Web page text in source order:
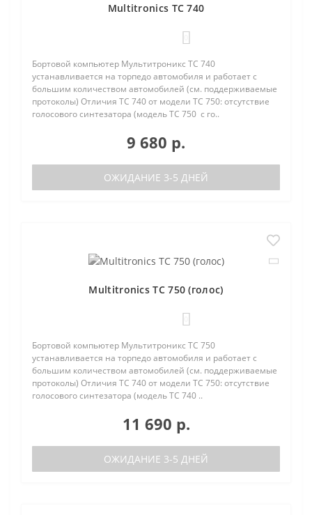
Multitronics TC 740
Бортовой компьютер Мультитроникс TC 740
устанавливается на торпедо автомобиля и работает с
большим количеством автомобилей (см. поддерживаемые
протоколы) Отличия TC 740 от модели TC 750: отсутствие
голосового синтезатора (модель TC 750 с го..
9 680 р.
ОЖИДАНИЕ 3-5 ДНЕЙ
Multitronics TC 750 (голос)
Бортовой компьютер Мультитроникс TC 750
устанавливается на торпедо автомобиля и работает с
большим количеством автомобилей (см. поддерживаемые
протоколы) Отличия TC 740 от модели TC 750: отсутствие
голосового синтезатора (модель TC 740 ..
11 690 р.
ОЖИДАНИЕ 3-5 ДНЕЙ